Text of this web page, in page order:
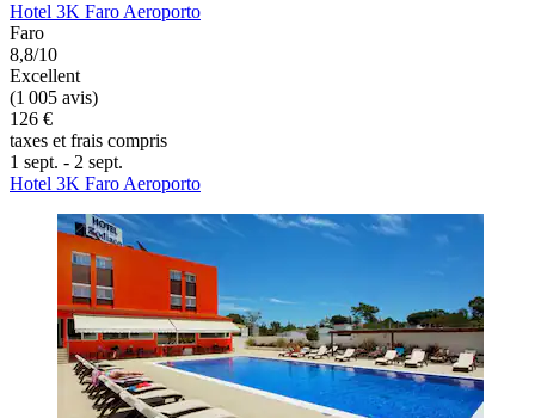
Hotel 3K Faro Aeroporto
Faro
8,8/10
Excellent
(1 005 avis)
126 €
taxes et frais compris
1 sept. - 2 sept.
Hotel 3K Faro Aeroporto